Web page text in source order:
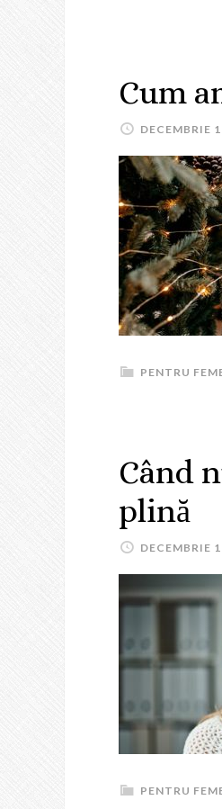
Cum
DECEMBRIE
PENTRU
Când
plină
DECEMBRIE
PENTRU